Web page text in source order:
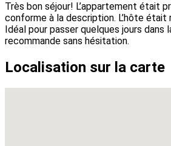
Très bon séjour! L’appartement était
conforme à la description. L’hôte
Idéal pour passer quelques jours dans
recommande sans hésitation.
Localisation sur la carte